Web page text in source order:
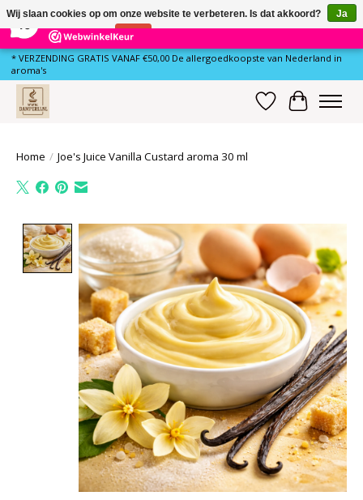
81 Reviews ×
* VERZENDING GRATIS VANAF €50,00 De allergoedkoopste van Nederland in
aroma's
Verlanglijst
Home / Joe's Juice Vanilla Custard aroma 30 ml
Product image slideshow Items
Wij slaan cookies op om onze website te verbeteren. Is dat akkoord?
Ja
Nee